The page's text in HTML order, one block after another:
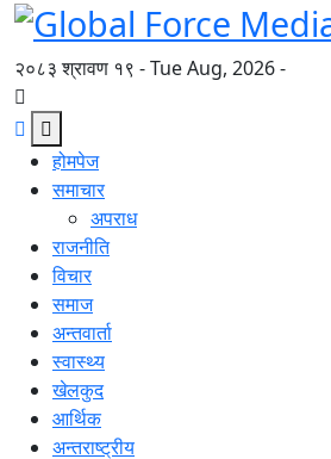
२०८३ श्रावण १९ - Tue Aug, 2026 -
होमपेज
समाचार
अपराध
राजनीति
विचार
समाज
अन्तवार्ता
स्वास्थ्य
खेलकुद
आर्थिक
अन्तराष्ट्रीय